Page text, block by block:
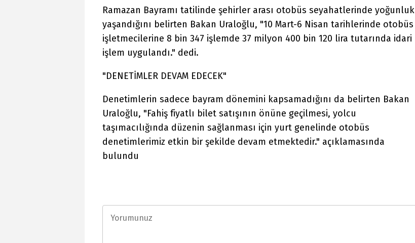
Ramazan Bayramı tatilinde şehirler arası otobüs seyahatlerinde yoğunluk
yaşandığını belirten Bakan Uraloğlu, "10 Mart-6 Nisan tarihlerinde otobüs
işletmecilerine 8 bin 347 işlemde 37 milyon 400 bin 120 lira tutarında idari
işlem uygulandı." dedi.
"DENETİMLER DEVAM EDECEK"
Denetimlerin sadece bayram dönemini kapsamadığını da belirten Bakan
Uraloğlu, "Fahiş fiyatlı bilet satışının önüne geçilmesi, yolcu
taşımacılığında düzenin sağlanması için yurt genelinde otobüs
denetimlerimiz etkin bir şekilde devam etmektedir." açıklamasında
bulundu